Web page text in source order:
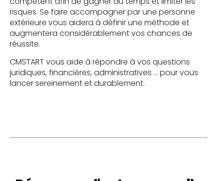
risques. Se faire accompagner par une personne
extérieure vous aidera à définir une méthode et
augmentera considérablement vos chances de
réussite.
CMSTART vous aide à répondre à vos questions
juridiques, financières, administratives … pour vous
lancer sereinement et durablement.